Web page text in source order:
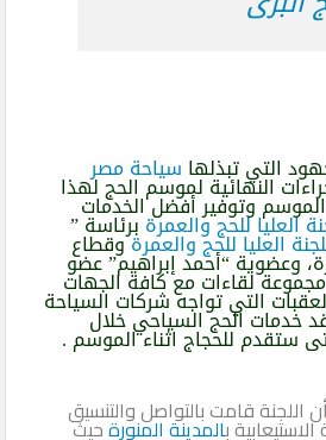
التي تبذلها سياحة مصر
النهائية لموسم الحج لهذا
وتوفير أفضل الخدمات
العليا للحج والعمرةبرئاسة ”
العليا للحج والعمرةوقطاع
وعضوية “أحمد إبراهيم” عضو
مجموعة لقاءات مع كافة الجهات
التي تواجه شركات السياحة
خدمات الحج السياحي خلال
ستقدم للحجاج اثناء الموسم .
اللجنة قامت بالتواصل والتنسيق
بالمدينة المنورةحيث